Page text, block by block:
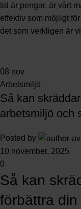
tid är pengar, är vårt
effektiv som möjligt
det som verkligen är
08 nov
Arbetsmiljö
Så kan
arbetsmiljö och
Posted by
10 november, 2025
0
Så kan
förbättra